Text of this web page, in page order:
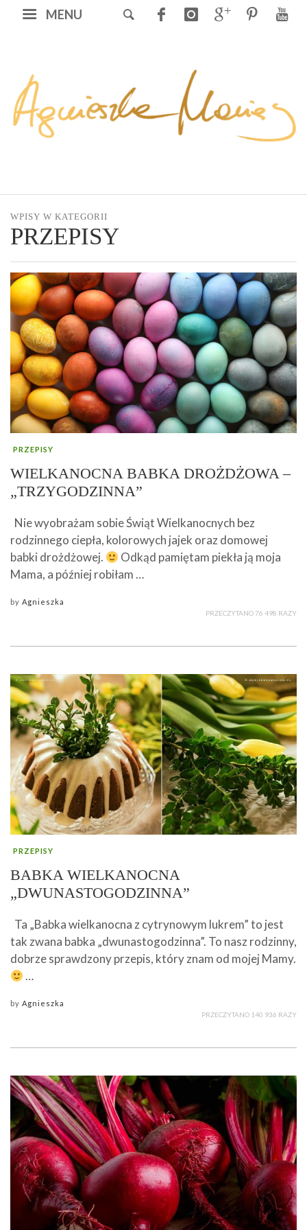
MENU
WPISY W KATEGORII
PRZEPISY
PRZEPISY
WIELKANOCNA BABKA DROŻDŻOWA –
„TRZYGODZINNA”
Nie wyobrażam sobie Świąt Wielkanocnych bez
rodzinnego ciepła, kolorowych jajek oraz domowej
babki drożdżowej.
Odkąd pamiętam piekła ją moja
Mama, a później robiłam …
by Agnieszka
PRZECZYTANO 76 498 RAZY
PRZEPISY
BABKA WIELKANOCNA
„DWUNASTOGODZINNA”
Ta „Babka wielkanocna z cytrynowym lukrem” to jest
tak zwana babka „dwunastogodzinna”. To nasz rodzinny,
dobrze sprawdzony przepis, który znam od mojej Mamy.
…
by Agnieszka
PRZECZYTANO 140 936 RAZY